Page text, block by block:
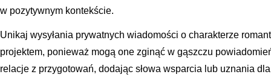
w pozytywnym kontekście.
Unikaj wysyłania prywatnych wiadomości o charakterze
projektem, ponieważ mogą one zginąć w gąszczu
relacje z przygotowań, dodając słowa wsparcia lub uznania